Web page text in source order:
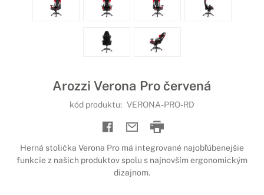
Arozzi Verona Pro červená
kód produktu: VERONA-PRO-RD
Herná stolička Verona Pro má integrované najobľúbenejšie
funkcie z našich produktov spolu s najnovším ergonomickým
dizajnom.